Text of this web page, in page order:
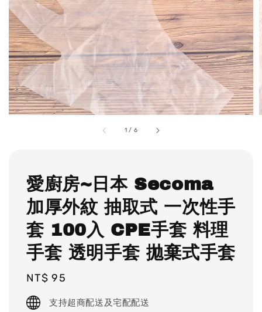
1 / 6
愛廚房~日本 Secoma
加厚外紋 抽取式 一次性手
套 100入 CPE手套 料理
手套 透明手套 拋棄式手套
Regular
price
NT$ 95
支持超商配送及宅配配送